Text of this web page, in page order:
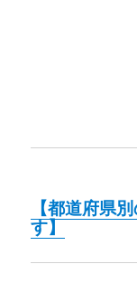
【都道府県
す】